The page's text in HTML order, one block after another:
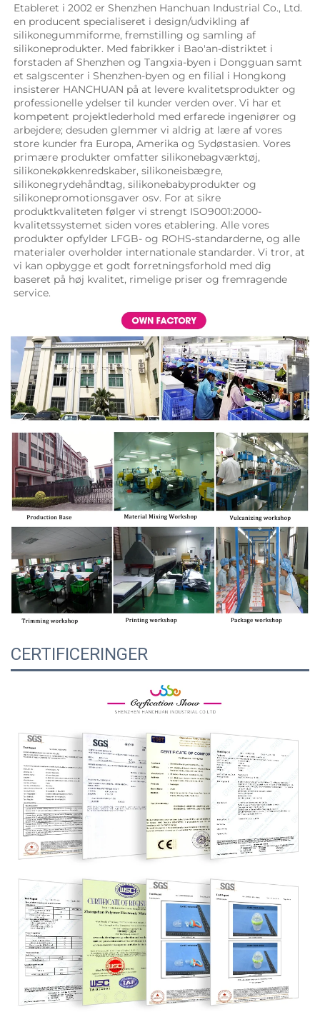
Etableret i 2002 er Shenzhen Hanchuan Industrial Co., Ltd.
en producent specialiseret i design/udvikling af
silikonegummiforme, fremstilling og samling af
silikoneprodukter. Med fabrikker i Bao'an-distriktet i
forstaden af Shenzhen og Tangxia-byen i Dongguan samt
et salgscenter i Shenzhen-byen og en filial i Hongkong
insisterer HANCHUAN på at levere kvalitetsprodukter og
professionelle ydelser til kunder verden over. Vi har et
kompetent projektlederhold med erfarede ingeniører og
arbejdere; desuden glemmer vi aldrig at lære af vores
store kunder fra Europa, Amerika og Sydøstasien. Vores
primære produkter omfatter silikonebagværktøj,
silikonekøkkenredskaber, silikoneisbægre,
silikonegrydehåndtag, silikonebabyprodukter og
silikonepromotionsgaver osv. For at sikre
produktkvaliteten følger vi strengt ISO9001:2000-
kvalitetssystemet siden vores etablering. Alle vores
produkter opfylder LFGB- og ROHS-standarderne, og alle
materialer overholder internationale standarder. Vi tror, at
vi kan opbygge et godt forretningsforhold med dig
baseret på høj kvalitet, rimelige priser og fremragende
service.
CERTIFICERINGER